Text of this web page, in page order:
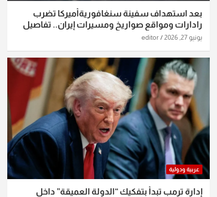
بعد استهداف سفينة سنغافوريةأميركا تضرب
رادارات ومواقع صواريخ ومسيرات إيران.. تفاصيل
الساعات الماضية
يونيو 27, 2026 editor
عربية ودولية
إدارة ترمب تبدأ بتفكيك “الدولة العميقة” داخل